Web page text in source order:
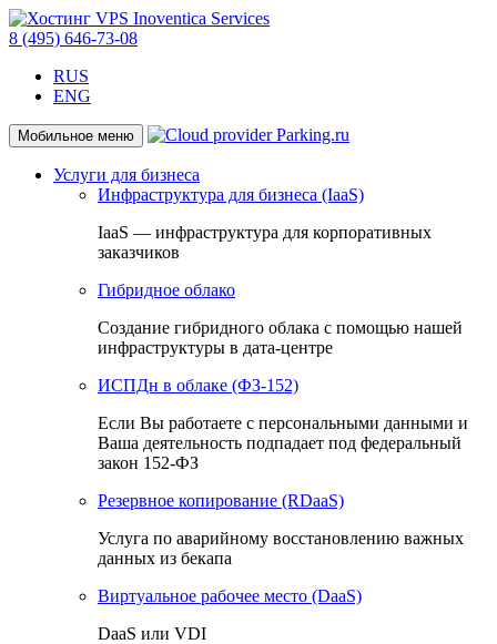
8 (495) 646-73-08
RUS
ENG
Мобильное меню
Услуги для бизнеса
Инфраструктура для бизнеса (IaaS)
IaaS — инфраструктура для корпоративных
заказчиков
Гибридное облако
Создание гибридного облака с помощью нашей
инфраструктуры в дата-центре
ИСПДн в облаке (ФЗ-152)
Если Вы работаете с персональными данными и
Ваша деятельность подпадает под федеральный
закон 152-ФЗ
Резервное копирование (RDaaS)
Услуга по аварийному восстановлению важных
данных из бекапа
Виртуальное рабочее место (DaaS)
DaaS или VDI